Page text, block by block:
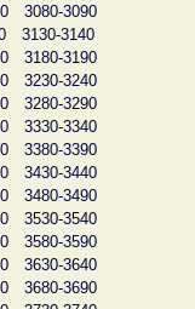
3080-3090
3130-3140
3180-3190
3230-3240
3280-3290
3330-3340
3380-3390
3430-3440
3480-3490
3530-3540
3580-3590
3630-3640
3680-3690